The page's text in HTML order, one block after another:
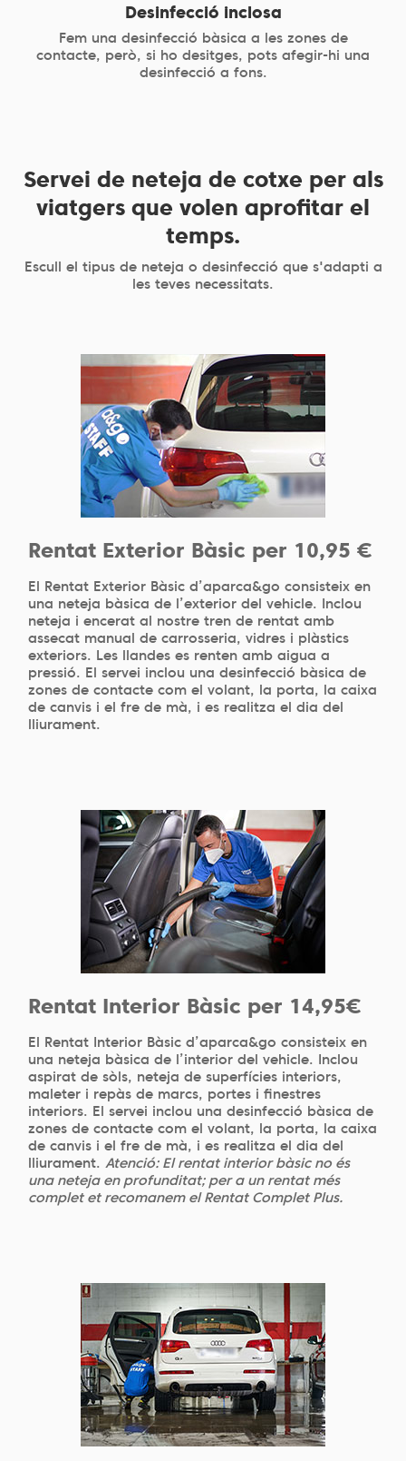
Desinfecció inclosa
Fem una desinfecció bàsica a les zones de
contacte, però, si ho desitges, pots afegir-hi una
desinfecció a fons.
Servei de neteja de cotxe per als
viatgers que volen aprofitar el
temps.
Escull el tipus de neteja o desinfecció que s'adapti a
les teves necessitats.
Rentat Exterior Bàsic per 10,95 €
El Rentat Exterior Bàsic d’aparca&go consisteix en
una neteja bàsica de l’exterior del vehicle. Inclou
neteja i encerat al nostre tren de rentat amb
assecat manual de carrosseria, vidres i plàstics
exteriors. Les llandes es renten amb aigua a
pressió. El servei inclou una desinfecció bàsica de
zones de contacte com el volant, la porta, la caixa
de canvis i el fre de mà, i es realitza el dia del
lliurament.
Rentat Interior Bàsic per 14,95€
El Rentat Interior Bàsic d’aparca&go consisteix en
una neteja bàsica de l’interior del vehicle. Inclou
aspirat de sòls, neteja de superfícies interiors,
maleter i repàs de marcs, portes i finestres
interiors. El servei inclou una desinfecció bàsica de
zones de contacte com el volant, la porta, la caixa
de canvis i el fre de mà, i es realitza el dia del
lliurament. Atenció: El rentat interior bàsic no és
una neteja en profunditat; per a un rentat més
complet et recomanem el Rentat Complet Plus.